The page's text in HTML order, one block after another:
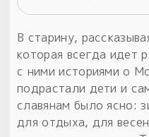
В старину,
которая всегда идет
с ними историями о
подрастали дети и
славянам было ясно:
для отдыха, для